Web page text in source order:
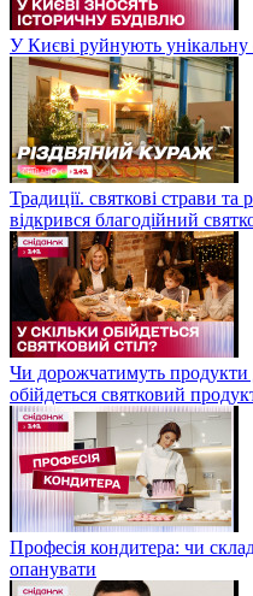
У Києві руйнують унікальну
Традиції. святкові страви та
відкрився благодійний
Чи дорожчатимуть продукти
обійдеться святковий
Професія кондитера: чи
опанувати